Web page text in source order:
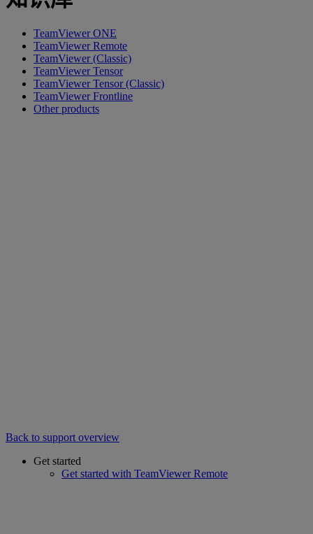
TeamViewer ONE
TeamViewer Remote
TeamViewer (Classic)
TeamViewer Tensor
TeamViewer Tensor (Classic)
TeamViewer Frontline
Other products
Back to support overview
Get started
Get started with TeamViewer Remote